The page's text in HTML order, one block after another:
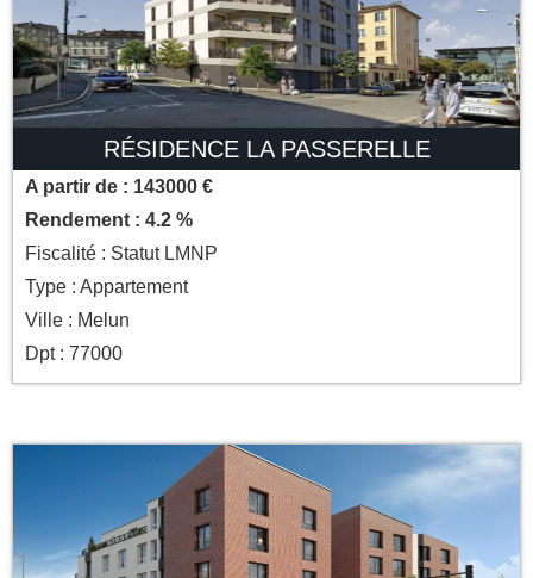
RÉSIDENCE LA PASSERELLE
A partir de : 143000 €
Rendement : 4.2 %
Fiscalité : Statut LMNP
Type : Appartement
Ville : Melun
Dpt : 77000